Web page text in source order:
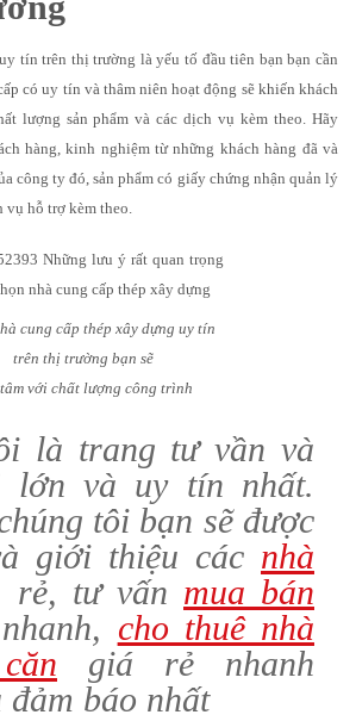
uy tín trên thị trường là yếu tố đầu tiên bạn bạn cần
có uy tín và thâm niên hoạt động sẽ khiến khách
lượng sản phẩm và các dịch vụ kèm theo. Hãy
hàng, kinh nghiệm từ những khách hàng đã và
công ty đó, sản phẩm có giấy chứng nhận quản lý
hỗ trợ kèm theo.
cung cấp thép xây dựng uy tín
trên thị trường bạn sẽ
với chất lượng công trình
là trang tư vần và
lớn và uy tín nhất.
tôi bạn sẽ được
giới thiệu các nhà
tư vấn mua bán
nhanh, cho thuê nhà
giá rẻ nhanh
đảm báo nhất